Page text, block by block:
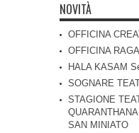
NOVITÀ
OFFICINA
OFFICINA
HALA KASAM
SOGNARE
STAGIONE
SAN MINIATO